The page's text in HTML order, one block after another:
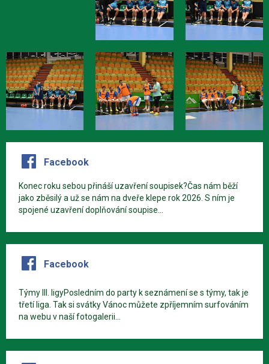
Facebook
Konec roku sebou přináší uzavření soupisek?Čas nám běží
jako zběsilý a už se nám na dveře klepe rok 2026. S ním je
spojené uzavření doplňování soupise...
Facebook
Týmy III. ligyPosledním do party k seznámení se s týmy, tak je
třetí liga. Tak si svátky Vánoc můžete zpříjemním surfováním
na webu v naší fotogalerii...